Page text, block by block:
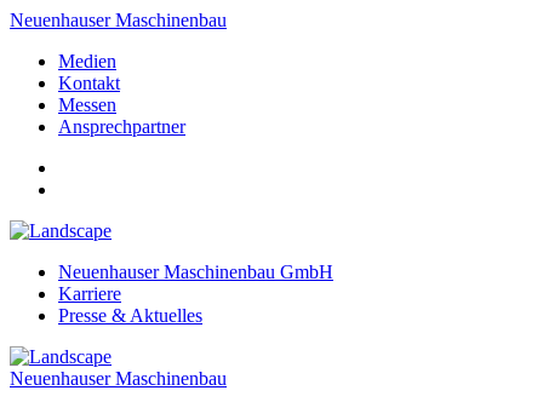
Neuenhauser Maschinenbau
Medien
Kontakt
Messen
Ansprechpartner
Neuenhauser Maschinenbau GmbH
Karriere
Presse & Aktuelles
Neuenhauser Maschinenbau